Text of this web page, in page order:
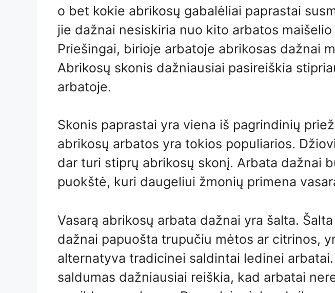
o bet kokie abrikosų gabalėliai paprastai
jie dažnai nesiskiria nuo kito arbatos
Priešingai, birioje arbatoje abrikosas dažnai
Abrikosų skonis dažniausiai pasireiškia
arbatoje.
Skonis paprastai yra viena iš pagrindinių
abrikosų arbatos yra tokios populiarios.
dar turi stiprų abrikosų skonį. Arbata dažnai
puokštė, kuri daugeliui žmonių primena
Vasarą abrikosų arbata dažnai yra šalta.
dažnai papuošta trupučiu mėtos ar citrinos,
alternatyva tradicinei saldintai ledinei
saldumas dažniausiai reiškia, kad arbatai